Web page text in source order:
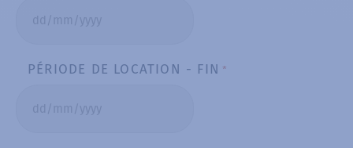
MM
YYYY
PÉRIODE DE LOCATION - FIN *